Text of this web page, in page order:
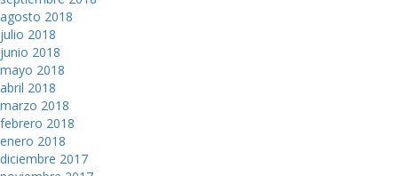
agosto 2018
julio 2018
junio 2018
mayo 2018
abril 2018
marzo 2018
febrero 2018
enero 2018
diciembre 2017